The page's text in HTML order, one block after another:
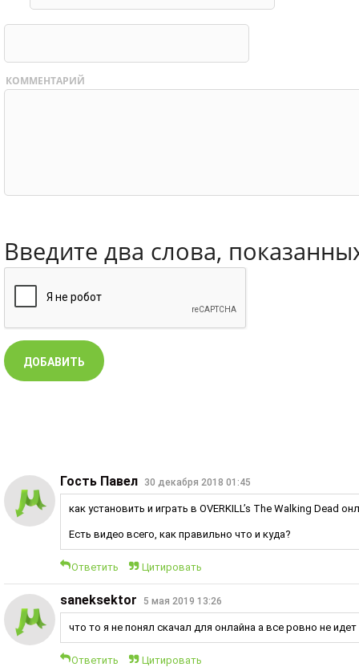
КОММЕНТАРИЙ
Введите два слова,
Гость Павел 30 декабря 2018 01:45
как установить и играть в OVERKILL’s The Walking Dead
Есть видео всего, как правильно что и куда?
Ответить Цитировать
saneksektor 5 мая 2019 13:26
что то я не понял скачал для онлайна а все ровно не идет
Ответить Цитировать